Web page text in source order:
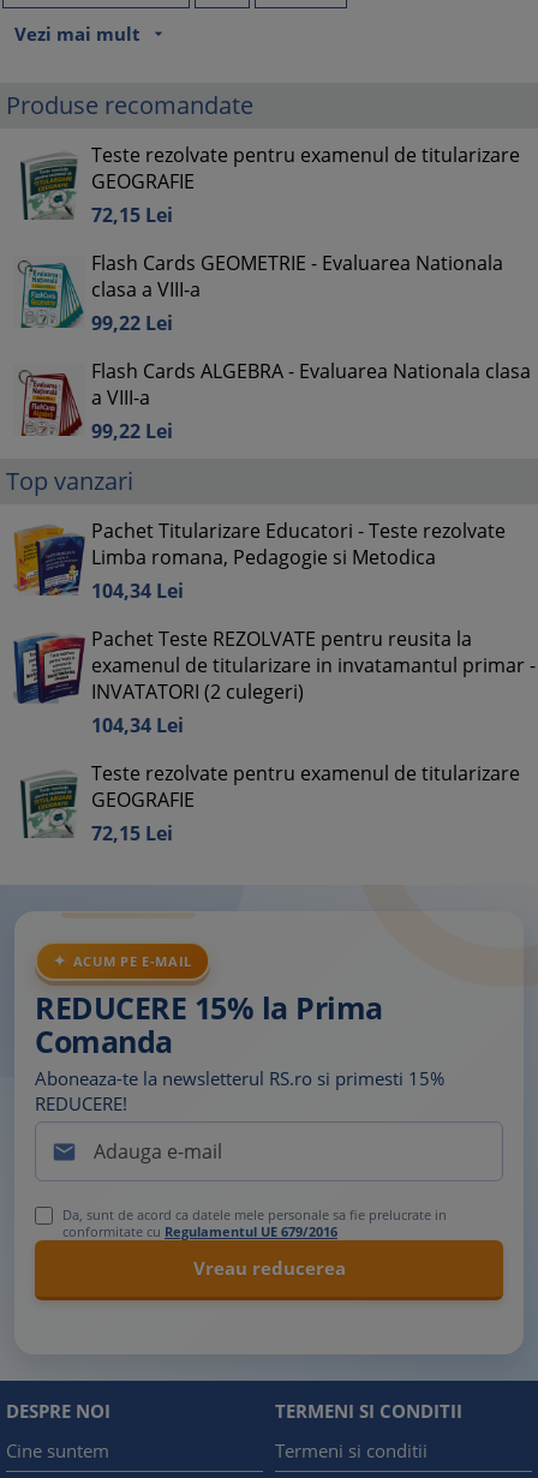
Vezi mai mult
arrow_drop_down
Produse recomandate
Teste rezolvate pentru examenul de titularizare
GEOGRAFIE
72,15 Lei
Flash Cards GEOMETRIE - Evaluarea Nationala
clasa a VIII-a
99,22 Lei
Flash Cards ALGEBRA - Evaluarea Nationala clasa
a VIII-a
99,22 Lei
Top vanzari
Pachet Titularizare Educatori - Teste rezolvate
Limba romana, Pedagogie si Metodica
104,34 Lei
Pachet Teste REZOLVATE pentru reusita la
examenul de titularizare in invatamantul primar -
INVATATORI (2 culegeri)
104,34 Lei
Teste rezolvate pentru examenul de titularizare
GEOGRAFIE
72,15 Lei
ACUM PE E-MAIL
REDUCERE 15% la Prima
Comanda
Aboneaza-te la newsletterul RS.ro si primesti 15%
REDUCERE!

Da, sunt de acord ca datele mele personale sa fie prelucrate in
conformitate cu Regulamentul UE 679/2016
DESPRE NOI
Cine suntem
TERMENI SI CONDITII
Termeni si conditii